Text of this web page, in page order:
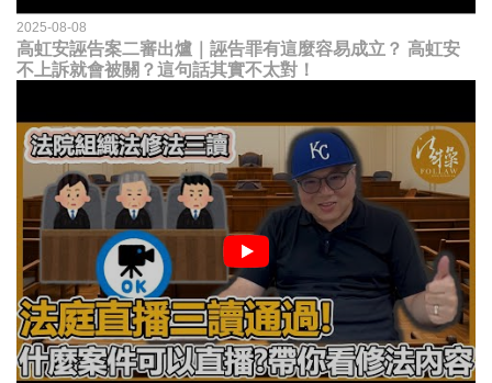
2025-08-08
高虹安誣告案二審出爐｜誣告罪有這麼容易成立？ 高虹安
不上訴就會被關？這句話其實不太對！